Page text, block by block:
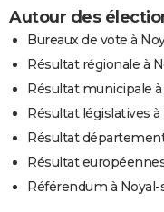
Autour des
Bureaux de vote à
Résultat régionale à
Résultat municipale
Résultat législatives
Résultat
Résultat
Référendum à